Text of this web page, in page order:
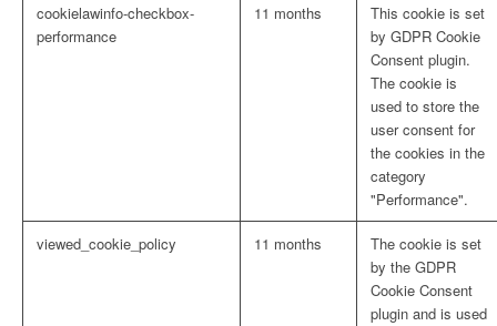
cookielawinfo-checkbox-
performance
11 months
This cookie is set
by GDPR Cookie
Consent plugin.
The cookie is
used to store the
user consent for
the cookies in the
category
"Performance".
viewed_cookie_policy 11 months
The cookie is set
by the GDPR
Cookie Consent
plugin and is used